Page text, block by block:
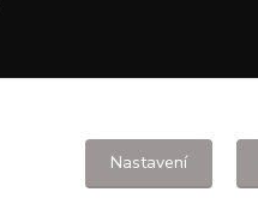
Nastavení